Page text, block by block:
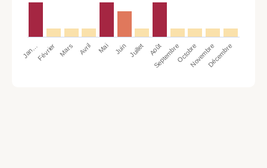
Jan…Février Mars Avril Mai Juin Juillet Août
SeptembreOctobreNovembreDécembre